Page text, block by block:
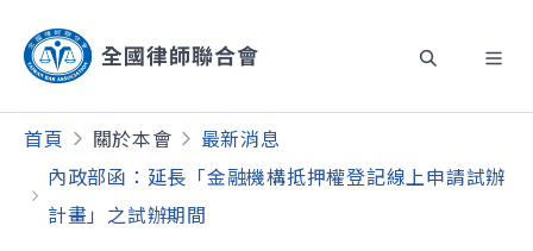
首頁 關於本會
最新消息
內政部函：延長「金融機構抵押權登記線上申請試辦
計畫」之試辦期間